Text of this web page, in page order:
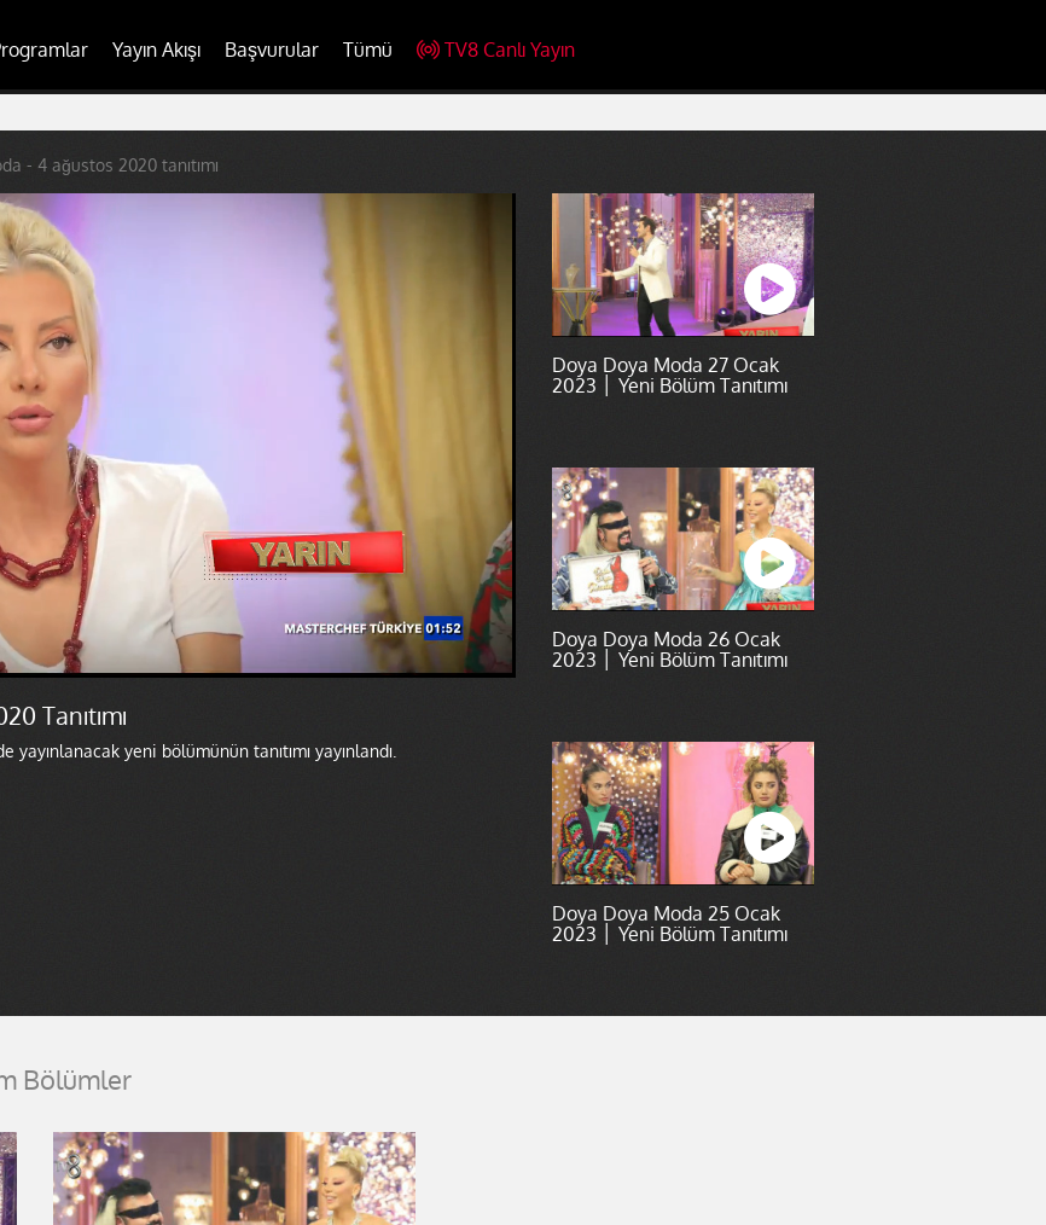
Yayın Akışı Başvurular Tümü TV8 Canlı Yayın
- 4 ağustos 2020 tanıtımı
Tanıtımı
yeni bölümünün tanıtımı yayınlandı.
Doya Doya Moda 27 Ocak
2023 │ Yeni Bölüm Tanıtımı
Doya Doya Moda 26 Ocak
2023 │ Yeni Bölüm Tanıtımı
Doya Doya Moda 25 Ocak
2023 │ Yeni Bölüm Tanıtımı
Bölümler